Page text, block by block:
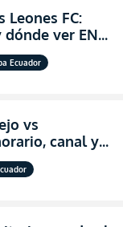
Leones FC:
ver EN
de final de la
Ecuador
vs
canal y
los octavos
Ecuador